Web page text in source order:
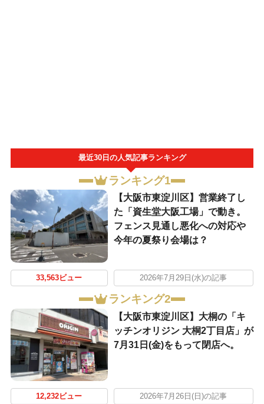
最近30日の人気記事ランキング
ランキング1
【大阪市東淀川区】営業終了し
た「資生堂大阪工場」で動き。
フェンス見通し悪化への対応や
今年の夏祭り会場は？
33,563ビュー 2026年7月29日(水)の記事
ランキング2
【大阪市東淀川区】大桐の「キ
ッチンオリジン 大桐2丁目店」が
7月31日(金)をもって閉店へ。
12,232ビュー 2026年7月26日(日)の記事